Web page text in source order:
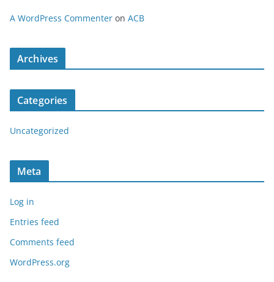
A WordPress Commenter on ACB
Archives
Categories
Uncategorized
Meta
Log in
Entries feed
Comments feed
WordPress.org